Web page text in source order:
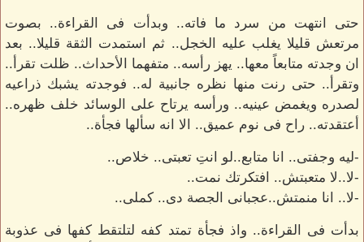
حتى انتهت من سرد ما فاته.. وبدأت فى القراءة.. بصوت
مرتعش قليلا يغلب عليه الخجل.. ثم استمدت الثقة قليلا.. بعد
ان وجدته متابعاً معها.. يهز رأسه.. متفهما الأحداث.. ظلت تقرأ..
وتقرأ.. حتى رنت منها نظره جانبية له.. فوجدته يشبك ذراعيه
لصدره ويغمض عينيه.. ورأسه يرتاح على الوسائد خلف ظهره..
أعتقدته.. راح فى نوم عميق.. الا انه سألها فجأة..
-ليه وجفتى.. انا متابع..لو انتِ تعبتى.. خلاص..
-لا..لا متعبتش.. افتكرتك نمت..
-لا.. انا منمتش..عجبانى الجصة دى.. كملى..
بدأت فى القراءة.. واذ فجأة تمتد كفه لتلتقط كفها فى عذوبة